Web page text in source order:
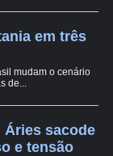
em três
mudam o cenário
de...
Áries sacode
e tensão